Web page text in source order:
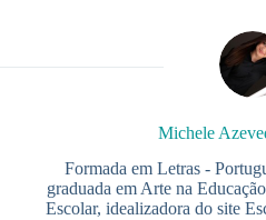
Michele
Formada em Letras -
graduada em Arte na
Escolar, idealizadora do site